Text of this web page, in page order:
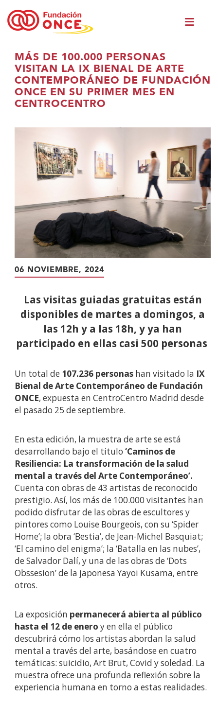
Eduki
nagusian
zaude
MÁS DE 100.000 PERSONAS
VISITAN LA IX BIENAL DE ARTE
CONTEMPORÁNEO DE FUNDACIÓN
ONCE EN SU PRIMER MES EN
CENTROCENTRO
06 NOVIEMBRE, 2024
Las visitas guiadas gratuitas están
disponibles de martes a domingos, a
las 12h y a las 18h, y ya han
participado en ellas casi 500 personas
Un total de 107.236 personas han visitado la IX
Bienal de Arte Contemporáneo de Fundación
ONCE, expuesta en CentroCentro Madrid desde
el pasado 25 de septiembre.
En esta edición, la muestra de arte se está
desarrollando bajo el título ‘Caminos de
Resiliencia: La transformación de la salud
mental a través del Arte Contemporáneo’.
Cuenta con obras de 43 artistas de reconocido
prestigio. Así, los más de 100.000 visitantes han
podido disfrutar de las obras de escultores y
pintores como Louise Bourgeois, con su ‘Spider
Home’; la obra ‘Bestia’, de Jean-Michel Basquiat;
‘El camino del enigma’; la ‘Batalla en las nubes’,
de Salvador Dalí, y una de las obras de ‘Dots
Obssesion’ de la japonesa Yayoi Kusama, entre
otros.
La exposición permanecerá abierta al público
hasta el 12 de enero y en ella el público
descubrirá cómo los artistas abordan la salud
mental a través del arte, basándose en cuatro
temáticas: suicidio, Art Brut, Covid y soledad. La
muestra ofrece una profunda reflexión sobre la
experiencia humana en torno a estas realidades.